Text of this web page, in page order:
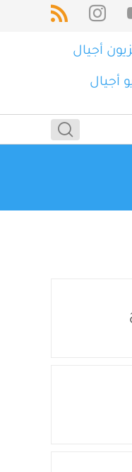
أجيال
أجيال